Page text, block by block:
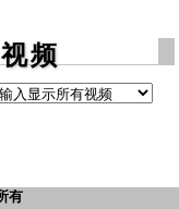
频
有